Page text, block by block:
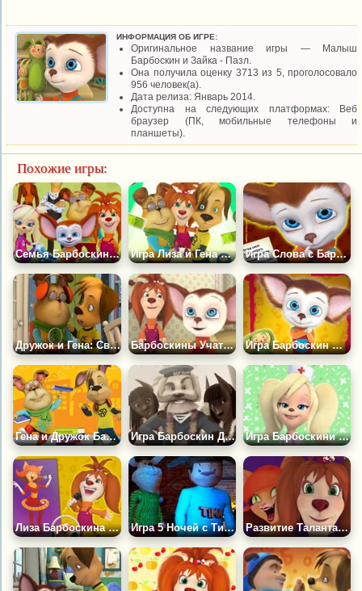
ИНФОРМАЦИЯ ОБ ИГРЕ:
Оригинальное название игры — Малыш
Барбоскин и Зайка - Пазл.
Она получила оценку 3713 из 5, проголосовало
956 человек(а).
Дата релиза: Январь 2014.
Доступна на следующих платформах: Веб
браузер (ПК, мобильные телефоны и
планшеты).
Похожие игры:
Семья Барбоскиных Пазл Игра Лиза и Гена Барбоскиных Пазл Игра Слова с Барбоскиными
Дружок и Гена: Связь с Космосом Барбоскины Учат Малыша Пазл Игра Барбоскин Младший - Пазл
Гена и Дружок Барбоскины Пазл Игра Барбоскин Дедушка Моряк Пазл Игра Барбоскини у Стоматолога
Лиза Барбоскина Солистка Пазл Игра 5 Ночей с Тимохой 2: Деревня Развитие Таланта Лизы Барбоскиной